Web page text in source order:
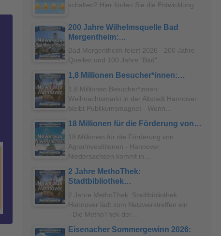
schalten? Hier finden Sie die Entwicklung…
200 Jahre Wilhelmsquelle Bad
Mergentheim:…
Bad Mergentheim feiert 2026 - 200 Jahre
Quellen und 100 Jahre "Bad"…
1,8 Millionen Besucher*innen:…
1,8 Millionen Besucher*innen:
Weihnachtsmarkt in der Altstadt Hannover
bleibt Publikumsmagnet - Wenn…
18 Millionen für die Förderung von…
18 Millionen für die Förderung von
Agrarinvestitionen - Hannover.
Niedersachsen kommt in…
2 Jahre MethoThek:
Stadtbibliothek…
2 Jahre MethoThek: Stadtbibliothek
Hannover lädt zum Netzwerktreffen ein
- Die MethoThek der…
Eisenacher Sommergewinn 2026: